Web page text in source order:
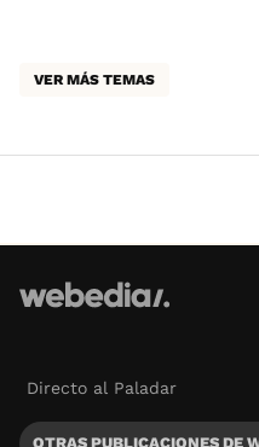
VER MÁS TEMAS
Directo al Paladar
OTRAS PUBLICACIONES DE